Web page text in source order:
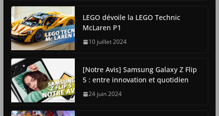
LEGO dévoile la LEGO Technic
McLaren P1
10 juillet 2024
[Notre Avis] Samsung Galaxy Z Flip
5 : entre innovation et quotidien
24 juin 2024